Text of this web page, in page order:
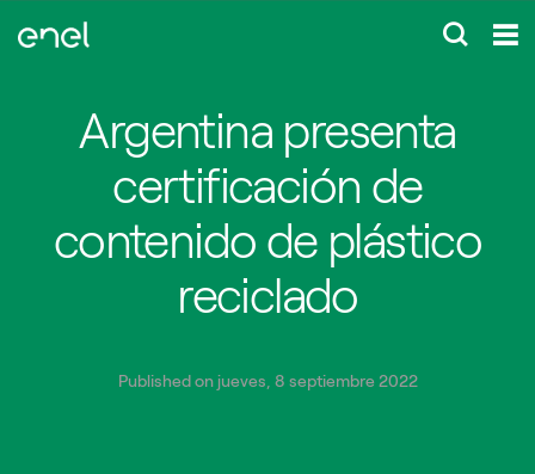
Argentina presenta
certificación de
contenido de plástico
reciclado
Published on jueves, 8 septiembre 2022